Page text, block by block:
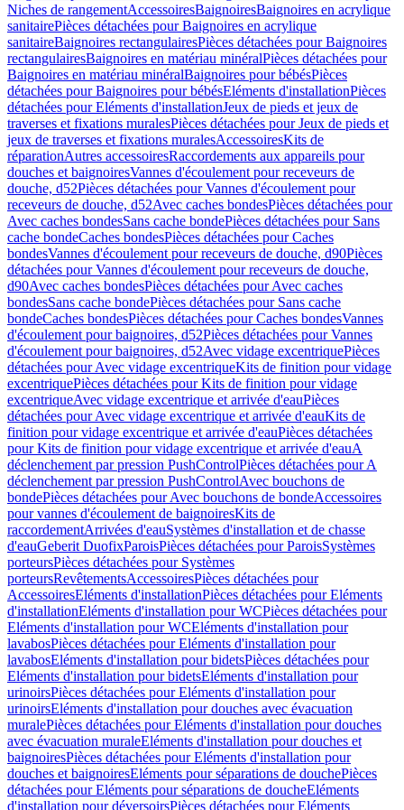
Niches de rangementAccessoiresBaignoiresBaignoires en acrylique
sanitairePièces détachées pour Baignoires en acrylique
sanitaireBaignoires rectangulairesPièces détachées pour Baignoires
rectangulairesBaignoires en matériau minéralPièces détachées pour
Baignoires en matériau minéralBaignoires pour bébésPièces
détachées pour Baignoires pour bébésEléments d'installationPièces
détachées pour Eléments d'installationJeux de pieds et jeux de
traverses et fixations muralesPièces détachées pour Jeux de pieds et
jeux de traverses et fixations muralesAccessoiresKits de
réparationAutres accessoiresRaccordements aux appareils pour
douches et baignoiresVannes d'écoulement pour receveurs de
douche, d52Pièces détachées pour Vannes d'écoulement pour
receveurs de douche, d52Avec caches bondesPièces détachées pour
Avec caches bondesSans cache bondePièces détachées pour Sans
cache bondeCaches bondesPièces détachées pour Caches
bondesVannes d'écoulement pour receveurs de douche, d90Pièces
détachées pour Vannes d'écoulement pour receveurs de douche,
d90Avec caches bondesPièces détachées pour Avec caches
bondesSans cache bondePièces détachées pour Sans cache
bondeCaches bondesPièces détachées pour Caches bondesVannes
d'écoulement pour baignoires, d52Pièces détachées pour Vannes
d'écoulement pour baignoires, d52Avec vidage excentriquePièces
détachées pour Avec vidage excentriqueKits de finition pour vidage
excentriquePièces détachées pour Kits de finition pour vidage
excentriqueAvec vidage excentrique et arrivée d'eauPièces
détachées pour Avec vidage excentrique et arrivée d'eauKits de
finition pour vidage excentrique et arrivée d'eauPièces détachées
pour Kits de finition pour vidage excentrique et arrivée d'eauA
déclenchement par pression PushControlPièces détachées pour A
déclenchement par pression PushControlAvec bouchons de
bondePièces détachées pour Avec bouchons de bondeAccessoires
pour vannes d'écoulement de baignoiresKits de
raccordementArrivées d'eauSystèmes d'installation et de chasse
d'eauGeberit DuofixParoisPièces détachées pour ParoisSystèmes
porteursPièces détachées pour Systèmes
porteursRevêtementsAccessoiresPièces détachées pour
AccessoiresEléments d'installationPièces détachées pour Eléments
d'installationEléments d'installation pour WCPièces détachées pour
Eléments d'installation pour WCEléments d'installation pour
lavabosPièces détachées pour Eléments d'installation pour
lavabosEléments d'installation pour bidetsPièces détachées pour
Eléments d'installation pour bidetsEléments d'installation pour
urinoirsPièces détachées pour Eléments d'installation pour
urinoirsEléments d'installation pour douches avec évacuation
muralePièces détachées pour Eléments d'installation pour douches
avec évacuation muraleEléments d'installation pour douches et
baignoiresPièces détachées pour Eléments d'installation pour
douches et baignoiresEléments pour séparations de douchePièces
détachées pour Eléments pour séparations de doucheEléments
d'installation pour déversoirsPièces détachées pour Eléments